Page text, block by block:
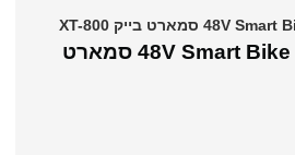
קורנקינט חשמלי 48V Smart Bike סמארט